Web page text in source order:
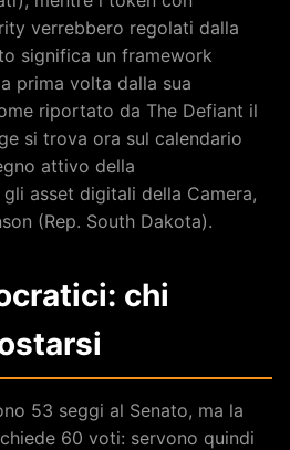
verrebbero regolati dalla
significa un framework
prima volta dalla sua
riportato da The Defiant il
si trova ora sul calendario
attivo della
asset digitali della Camera,
(Rep. South Dakota).
chi
53 seggi al Senato, ma la
60 voti: servono quindi